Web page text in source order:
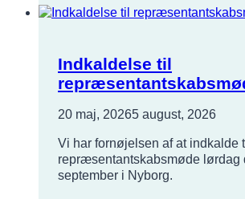
2026
Indkaldelse til
20 maj, 20265 august, 2026
Vi har fornøjelsen af at indkalde
repræsentantskabsmøde lørdag
september i Nyborg.